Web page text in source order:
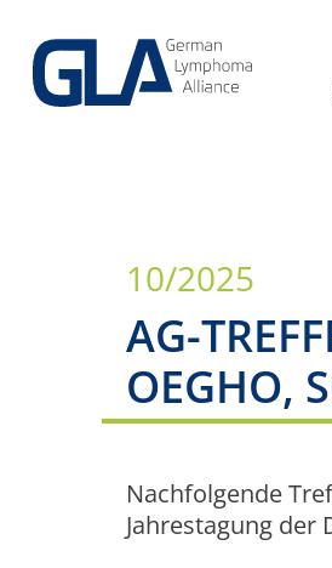
10/2025
AG-
OEGHO,
Nachfolgende
Jahrestagung der